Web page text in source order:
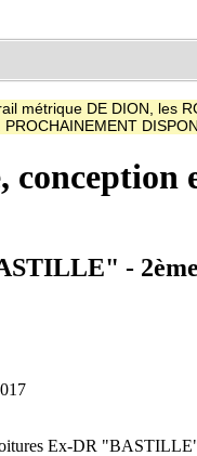
métrique DE DION, les
conception
-
Ex-DR